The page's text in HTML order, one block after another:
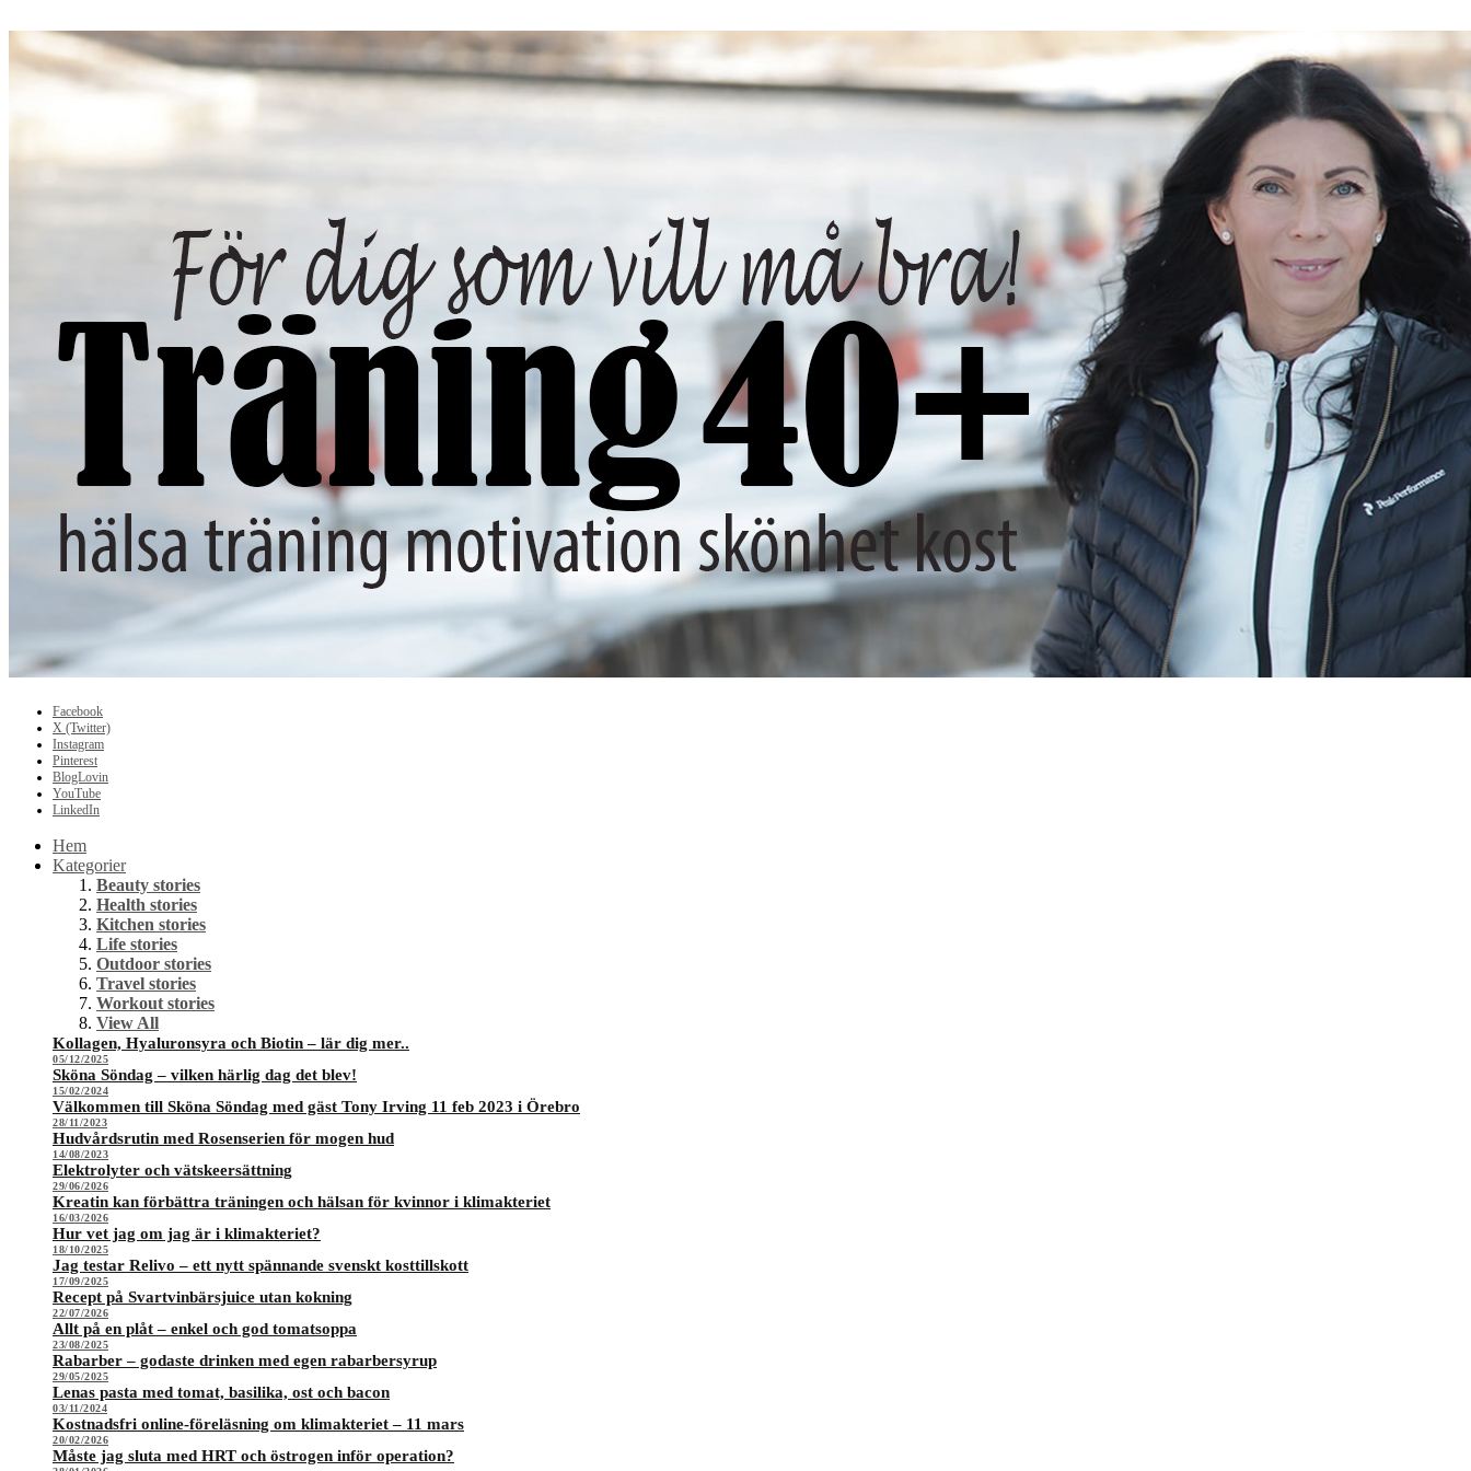
Facebook
X (Twitter)
Instagram
Pinterest
BlogLovin
YouTube
LinkedIn
Hem
Kategorier
Beauty stories
Health stories
Kitchen stories
Life stories
Outdoor stories
Travel stories
Workout stories
View All
Kollagen, Hyaluronsyra och Biotin – lär dig mer..
05/12/2025
Sköna Söndag – vilken härlig dag det blev!
15/02/2024
Välkommen till Sköna Söndag med gäst Tony Irving 11 feb 2023 i Örebro
28/11/2023
Hudvårdsrutin med Rosenserien för mogen hud
14/08/2023
Elektrolyter och vätskeersättning
29/06/2026
Kreatin kan förbättra träningen och hälsan för kvinnor i klimakteriet
16/03/2026
Hur vet jag om jag är i klimakteriet?
18/10/2025
Jag testar Relivo – ett nytt spännande svenskt kosttillskott
17/09/2025
Recept på Svartvinbärsjuice utan kokning
22/07/2026
Allt på en plåt – enkel och god tomatsoppa
23/08/2025
Rabarber – godaste drinken med egen rabarbersyrup
29/05/2025
Lenas pasta med tomat, basilika, ost och bacon
03/11/2024
Kostnadsfri online-föreläsning om klimakteriet – 11 mars
20/02/2026
Måste jag sluta med HRT och östrogen inför operation?